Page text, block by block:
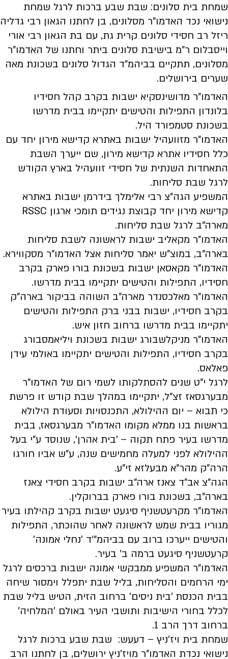
שמחת בית סלונים: שבת שבע ברכות לרגל שמחת
נישואי נכד האדמו"ר מסלונים, בן לחתנו הגאון רבי גדליה
ריזל רב חסידי סלונים קרית גת, עם בת הגאון רבי אורי
וייסבלום ר"מ בישיבת סלונים ביתר וחתנו של האדמו"ר
מסלונים, תתקיים בביהמ"ד הגדול סלונים בשכונת מאה
שערים בירושלים.
האדמו"ר מדושינסקיא ישבות בקרב קהל חסידיו
בלונדון התפילות והטישים יתקיימו בבית מדרשו
בשכונת סטמפורד היל.
האדמו"ר מזוועהיל ישבות באתרא קדישא מירון יחד עם
כלל חסידיו אתרא קדישא מירון, שם ייערך השבת
התאחדות השנתית של חסידי זוועהיל בארץ הקודש
לרגל שבת סליחות.
המשפיע הגה"צ רבי אלימלך בידרמן ישבות באתרא
מארה"ב לרגל שבת סליחות.
האדמו"ר מקאליב ישבות לראשונה לשבת סליחות
בארה"ב, במוצ"ש יאמר סליחות אצל האדמו"ר מסקווירא.
האדמו"ר מקאסאן ישבות בשכונת בורו פארק בקרב
חסידיו, התפילות והטישים יתקיימו בבית מדרשו.
האדמו"ר מאלכסנדר מארה"ב השוהה בביקור בארה"ק
בקרב חסידיו, ישבות בבני ברק התפילות והטישים
יתקיימו בבית מדרשו ברחוב חזון איש.
האדמו"ר מניקלשבורג ישבות בשכונת ויליאמסבורג
בקרב חסידיו, התפילות והטישים יתקיימו באולמי עידן
פאלאס.
לרגל י"ט שנים להסתלקותו לשמי רום של האדמו"ר
מבערגסאז זצ"ל, יתקיימו במהלך שבת קודש זו פרשת
כי תבוא – יום ההילולא, התכנסויות וסעודת הילולא
בראשות בנו ממלא מקומו האדמו"ר מבערגסאז, בבית
מדרשו בעיר פתח תקוה – 'בית אהרן', שנוסד ע"י בעל
ההילולא לפני למעלה מחמישים שנה, ע"ש אביו חורגו
הרה"ק מהר"א מבעלזא זי"ע.
הגה"צ אב"ד צאנז ארה"ב ישבות בקרב חסידי צאנז
בארה"ב, בשכונת בורו פארק בברוקלין.
האדמו"ר מקרעטשניף סיגעט ישבות בקרב קהילתו בעיר
מגוריו בבית שמש לראשונה לאחר שהוכתר, התפילות
והטישים ייערכו ברוב עם בביהמ"‘ד 'נחלי אמונה'
קרעטשניף סיגעט ברמה ב' בעיר.
האדמו"ר המשפיע ממבקשי אמונה ישבות ברכסים לרגל
ימי הרחמים והסליחות, בליל שבת יתפלל וימסור שיחה
בבית הכנסת 'בית ניסים' ברחוב הזית, הטיש בליל שבת
לכלל בחורי הישיבות ותושבי העיר באולם 'המלחיה'
ברחוב דרך הרב 1.
שמחת בית ויז'ניץ – דעעש: שבת שבע ברכות לרגל
נישואי נכדת האדמו"ר מויז'ניץ ירושלים, בן לחתנו הרב